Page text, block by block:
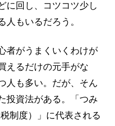
に回し、コツコツ少し
人もいるだろう。
者がうまくいくわけが
えるだけの元手がな
人も多い。だが、そん
投資法がある。「つみ
制度）」に代表される